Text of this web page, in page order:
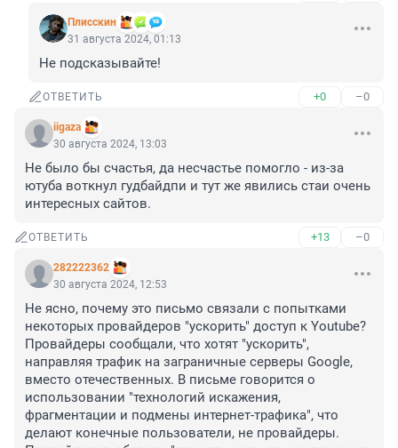
Плисскин
31 августа 2024, 01:13
Не подсказывайте!
ОТВЕТИТЬ +0 –0
iigaza
30 августа 2024, 13:03
Не было бы счастья, да несчастье помогло - из-за
ютуба воткнул гудбайдпи и тут же явились стаи очень
интересных сайтов.
ОТВЕТИТЬ +13 –0
282222362
30 августа 2024, 12:53
Не ясно, почему это письмо связали с попытками
некоторых провайдеров "ускорить" доступ к Youtube?
Провайдеры сообщали, что хотят "ускорить",
направляя трафик на заграничные серверы Google,
вместо отечественных. В письме говорится о
использовании "технологий искажения,
фрагментации и подмены интернет-трафика", что
делают конечные пользователи, не провайдеры.